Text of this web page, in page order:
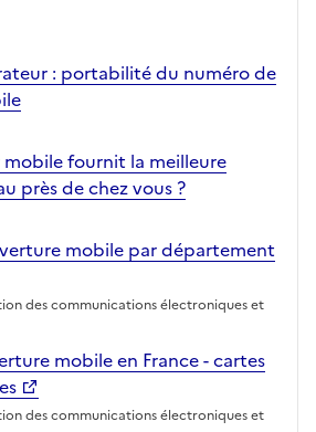
: portabilité du numéro de
fournit la meilleure
près de chez vous ?
mobile par département
des communications électroniques et
mobile en France - cartes
des communications électroniques et